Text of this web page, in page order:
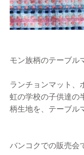
モン族柄のテーブル
ランチョンマット、
虹の学校の子供達の
柄生地を、テーブル
バンコクでの販売会